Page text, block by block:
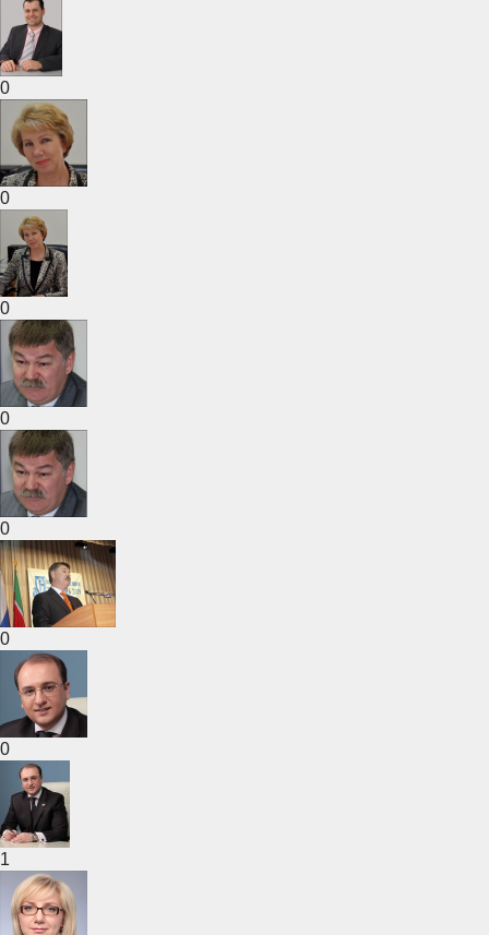
0
0
0
0
0
0
0
1